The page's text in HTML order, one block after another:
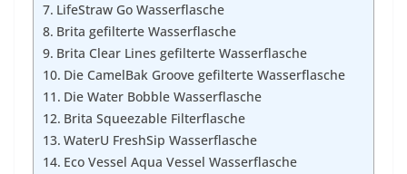
LifeStraw Go Wasserflasche
Brita gefilterte Wasserflasche
Brita Clear Lines gefilterte Wasserflasche
Die CamelBak Groove gefilterte Wasserflasche
Die Water Bobble Wasserflasche
Brita Squeezable Filterflasche
WaterU FreshSip Wasserflasche
Eco Vessel Aqua Vessel Wasserflasche